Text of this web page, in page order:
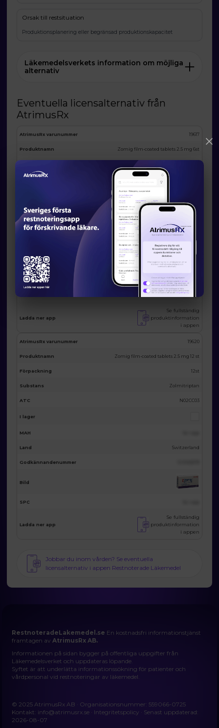
Orsak till restsituation
Produktionsplanering eller begränsad produktionskapacitet
Läkemedelsverkets information om möjliga
alternativ
Eventuella licensalternativ från
AtrimusRx
AtrimusRx varunummer 19617
Produktnamn Zomig film-coated tablets 2.5 mg 6st
Substans Zolmitriptan
I lager
MAH Se i app
Switzerland
Godkännandenummer 123455678
Bild
Se i app
Ladda ner app
Se fullständig
produktinformation
i appen
AtrimusRx varunummer 19620
Produktnamn Zomig film-coated tablets 2.5 mg 12 st
Förpackning 12st
Substans Zolmitriptan
ATC N02CC03
I lager
MAH
Land Switzerland
Godkännandenummer
Bild
SPC
Ladda ner app
Se fullständig
produktinformation
i appen
Jobbar du inom vården? Se eventuella
licensalternativ i appen Restnoterade Läkemedel
RestnoteradeLakemedel.se En kostnadsfri informationstjänst
framtagen avAtrimusRx AB.
Informationen på sidan bygger på offentliga uppgifter från
Läkemedelsverket och uppdateras löpande.
Syftet är att underlätta informationssökning för patienter och
vårdpersonal vid restnoteringar av läkemedel.
© 2025 AtrimusRx AB · Organisationsnummer: 559066-0725
Kontakt: info@atrimusrx.se · Integritetspolicy · Senast uppdaterad:
2026-08-07